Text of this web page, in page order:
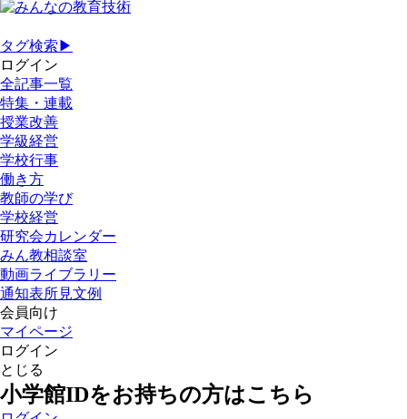
タグ検索▶
ログイン
全記事一覧
特集・連載
授業改善
学級経営
学校行事
働き方
教師の学び
学校経営
研究会カレンダー
みん教相談室
動画ライブラリー
通知表所見文例
会員向け
マイページ
ログイン
とじる
小学館IDをお持ちの方はこちら